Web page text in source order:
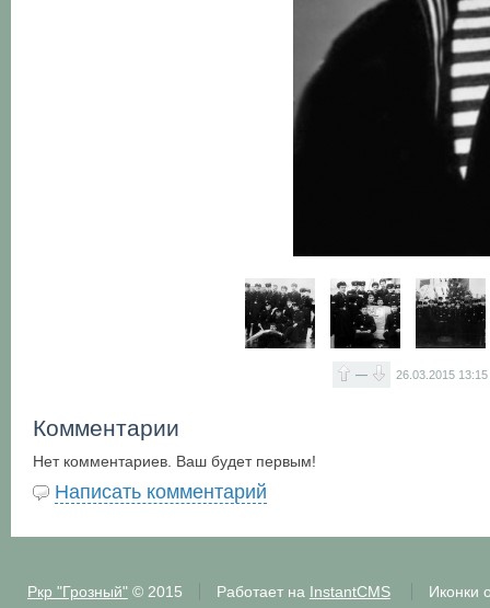
— 26.03.2015 13:15
Комментарии
Нет комментариев. Ваш будет первым!
Написать комментарий
Ркр "Грозный"© 2015 Работает на InstantCMS Иконки